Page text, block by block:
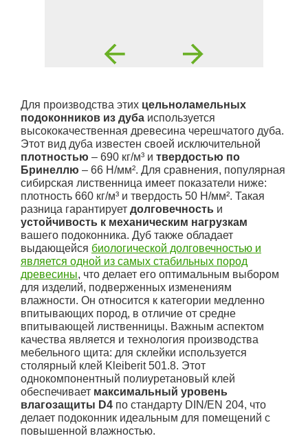
Для производства этих цельноламельных
подоконников из дуба используется
высококачественная древесина черешчатого дуба.
Этот вид дуба известен своей исключительной
плотностью – 690 кг/м³ и твердостью по
Бринеллю – 66 Н/мм². Для сравнения, популярная
сибирская лиственница имеет показатели ниже:
плотность 660 кг/м³ и твердость 50 Н/мм². Такая
разница гарантирует долговечность и
устойчивость к механическим нагрузкам
вашего подоконника. Дуб также обладает
выдающейся биологической долговечностью и
является одной из самых стабильных пород
древесины, что делает его оптимальным выбором
для изделий, подверженных изменениям
влажности. Он относится к категории медленно
впитывающих пород, в отличие от средне
впитывающей лиственницы. Важным аспектом
качества является и технология производства
мебельного щита: для склейки используется
столярный клей Kleiberit 501.8. Этот
однокомпонентный полиуретановый клей
обеспечивает максимальный уровень
влагозащиты D4 по стандарту DIN/EN 204, что
делает подоконник идеальным для помещений с
повышенной влажностью.